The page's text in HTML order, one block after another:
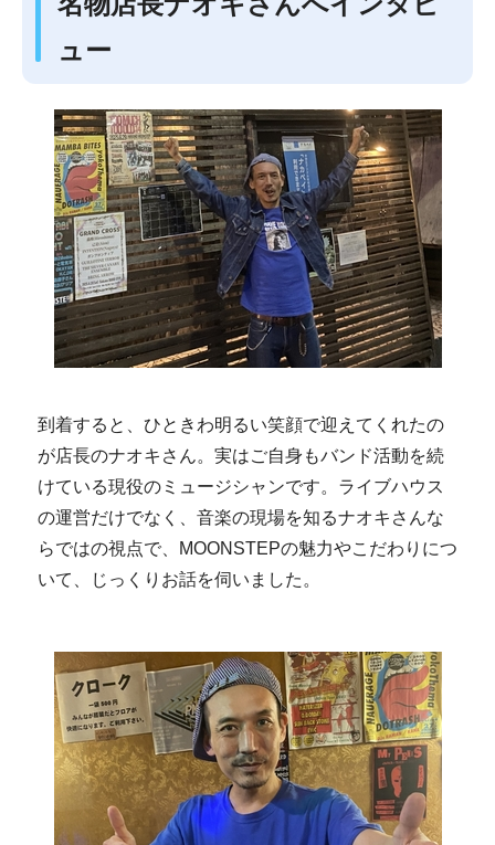
ュー
到着すると、ひときわ明るい笑顔で迎えてくれたの
が店長のナオキさん。実はご自身もバンド活動を続
けている現役のミュージシャンです。ライブハウス
の運営だけでなく、音楽の現場を知るナオキさんな
らではの視点で、MOONSTEPの魅力やこだわりにつ
いて、じっくりお話を伺いました。